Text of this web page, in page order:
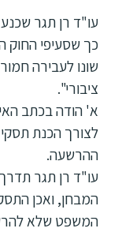
עו"ד רן תגר
כך שסעיפי החוק
שונו לעבירה
ציבורי".
א' הודה בכתב
לצורך הכנת
ההרשעה.
עו"ד רן תגר
המבחן, ואכן
המשפט שלא